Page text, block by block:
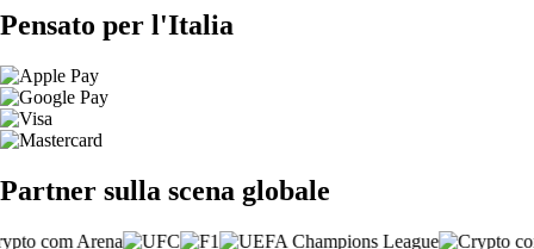
Pensato per l'Italia
Partner sulla scena globale